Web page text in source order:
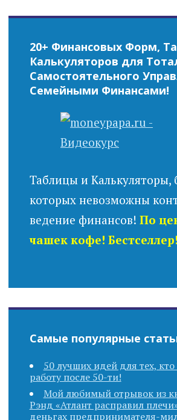
20+ Финансовых Форм,
Калькуляторов для
Самостоятельного
Семейными Финансами!
Таблицы и Калькуляторы,
которых невозможны
ведение финансов! По
чашек кофе! Бестселлер!
Самые популярные
50 лучших идей для тех, кто
работу после 50-ти!
Мой любимый отрывок из
Рэнд «Атлант расправил
деньгах предпринимателя-